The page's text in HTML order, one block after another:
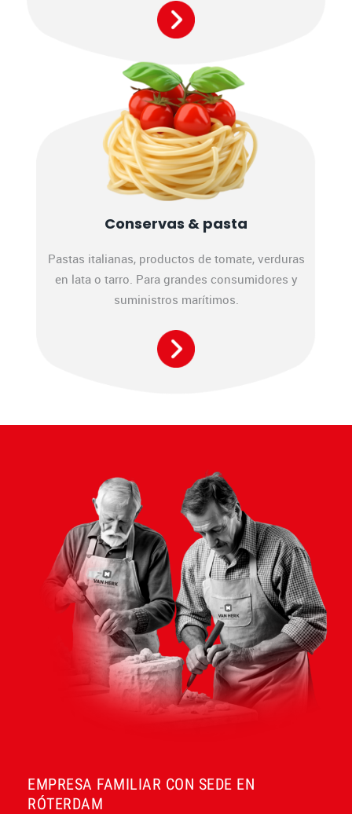
Conservas & pasta
Pastas italianas, productos de tomate, verduras
en lata o tarro. Para grandes consumidores y
suministros marítimos.
EMPRESA FAMILIAR CON SEDE EN
RÓTERDAM